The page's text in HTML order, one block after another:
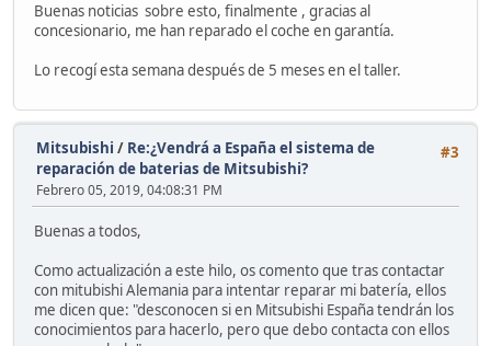
Buenas noticias sobre esto, finalmente , gracias al
concesionario, me han reparado el coche en garantía.
Lo recogí esta semana después de 5 meses en el taller.
#3
Mitsubishi / Re:¿Vendrá a España el sistema de
reparación de baterias de Mitsubishi?
Febrero 05, 2019, 04:08:31 PM
Buenas a todos,
Como actualización a este hilo, os comento que tras contactar
con mitubishi Alemania para intentar reparar mi batería, ellos
me dicen que: "desconocen si en Mitsubishi España tendrán los
conocimientos para hacerlo, pero que debo contacta con ellos